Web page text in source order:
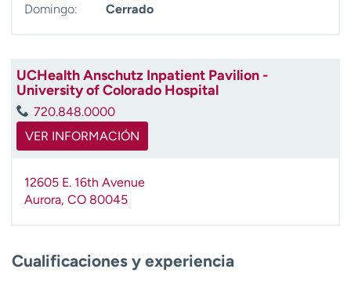
Domingo:
Cerrado
UCHealth Anschutz Inpatient Pavilion -
University of Colorado Hospital
720.848.0000
VER INFORMACIÓN
12605 E. 16th Avenue
Aurora, CO 80045
Cualificaciones y experiencia